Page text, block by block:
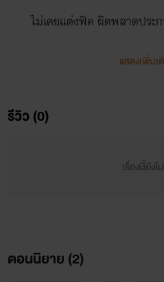
ไม่เคยแต่งฟิค ผิดพลาดประ
อยากให้แต่งของใคร รีเค
แสดงเพิ่มเ
รีวิว (0)
เรื่องนี้ยัง
ตอนนิยาย (2)